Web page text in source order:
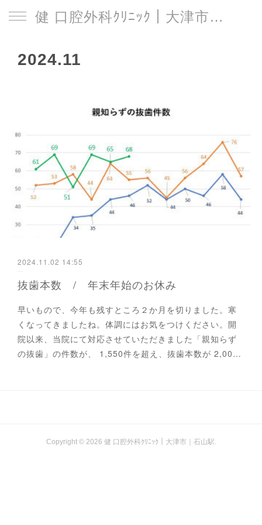
健 口腔外科ｸﾘﾆｯｸ｜大津市｜石山駅
2024.11
2024.11.02 14:55
抜歯本数 / 年末年始のお休み
早いもので、今年も残すところ２か月を切りました。寒
くなってきましたね。体調にはお気をつけください。開
院以来、当院にて対応させていただきました「親知らず
の抜歯」の件数が、 1,550件を超え、抜歯本数が 2,00…
Copyright © 2026 健 口腔外科ｸﾘﾆｯｸ｜大津市｜石山駅.